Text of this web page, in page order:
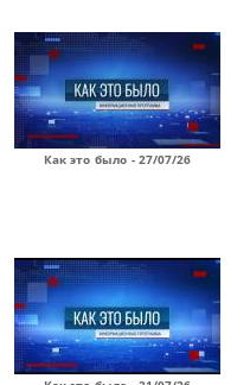
Как это было - 27/07/26